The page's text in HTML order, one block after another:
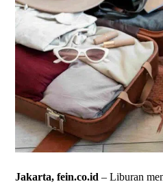
Jakarta, fein.co.id – Liburan